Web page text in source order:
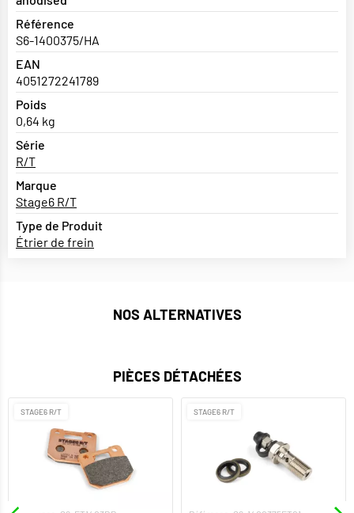
Référence
S6-1400375/HA
EAN
4051272241789
Poids
0,64 kg
Série
R/T
Marque
Stage6 R/T
Type de Produit
Étrier de frein
NOS ALTERNATIVES
PIÈCES DÉTACHÉES
STAGE6 R/T STAGE6 R/T